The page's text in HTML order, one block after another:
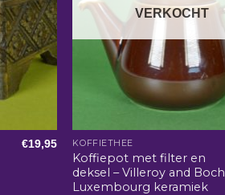
€19,95
VERKOCHT
KOFFIETHEE
Koffiepot met filter en
deksel – Villeroy and Boch
Luxembourg keramiek